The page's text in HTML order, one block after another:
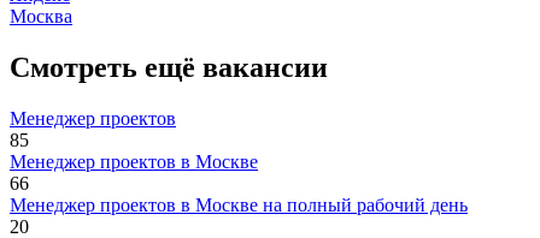
Москва
Смотреть ещё вакансии
Менеджер проектов
85
Менеджер проектов в Москве
66
Менеджер проектов в Москве на полный рабочий день
20